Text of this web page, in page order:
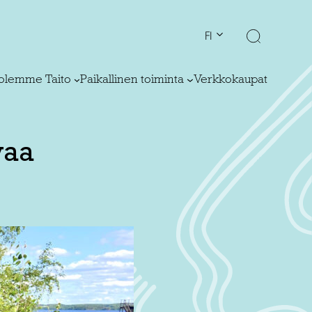
FI
Taito Paikallinen toiminta Verkkokaupat